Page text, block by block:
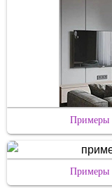
Примеры
Примеры